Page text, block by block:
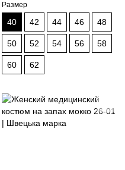
Размер
40 42 44 46 48
50 52 54 56 58
60 62